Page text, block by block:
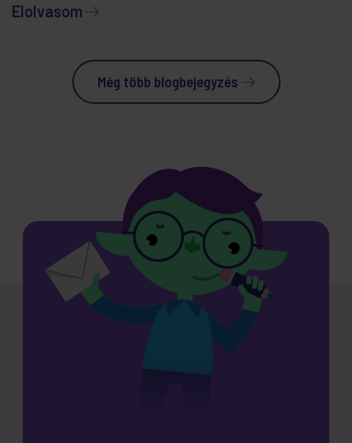
Elolvasom
Még több blogbejegyzés